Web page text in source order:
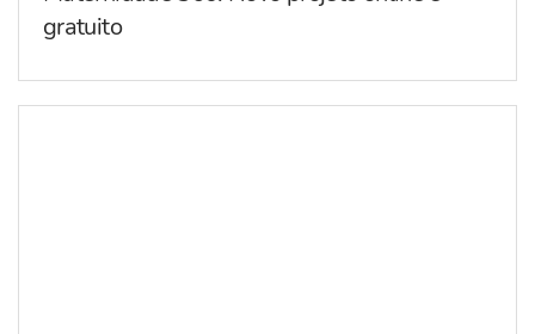
gratuito